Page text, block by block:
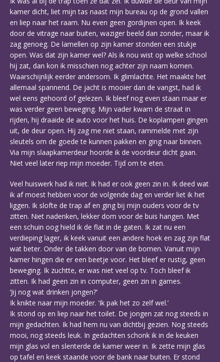
kamer dicht, liet mijn tas naast mijn bureau op de grond vallen
en liep naar het raam. Nu even geen gordijnen open. Ik keek
door de vitrage naar buiten, waziger beeld dan zonder, maar ik
zag genoeg. De lamellen op zijn kamer stonden een stukje
open. Was dat zijn kamer wel? Als ik nou wist op welke school
hij zat, dan kon ik misschien nog achter zijn naam komen.
Waarschijnlijk eerder andersom. Ik glimlachte. Het maakte het
allemaal spannend. De jacht is mooier dan de vangst, had ik
wel eens gehoord of gelezen. Ik bleef nog even staan maar er
was verder geen beweging. Mijn vader kwam de straat in
rijden, hij draaide de auto voor het huis. De koplampen gingen
uit, de deur open. Hij zag me niet staan, rammelde met zijn
sleutels om de goede te kunnen pakken en ging naar binnen.
Via mijn slaapkamerdeur hoorde ik de voordeur dicht gaan.
Niet veel later riep mijn moeder. Tijd om te eten.
Veel huiswerk had ik niet. Ik had er ook geen zin in. Ik deed wat
ik af moest hebben voor de volgende dag en verder liet ik het
liggen. Ik slofte de trap af en ging bij mijn ouders voor de tv
zitten. Niet nadenken, lekker dom voor de buis hangen. Met
een schuin oog hield ik de flat in de gaten. Ik zat nu een
verdieping lager, ik keek vanuit een andere hoek en zag zijn flat
wat beter. Onder de takken door van de bomen. Vanuit mijn
kamer hingen die er een beetje voor. Het bleef er rustig, geen
beweging. Ik zuchtte, er was niet veel op tv. Toch bleef ik
zitten. Ik had geen zin in computer, geen zin in games.
‘Jij nog wat drinken jongen?’
Ik knikte naar mijn moeder. ‘Ik pak het zo zelf wel.’
Ik stond op en liep naar het toilet. De jongen zat nog steeds in
mijn gedachten. Ik had hem nu van dichtbij gezien. Nog steeds
mooi, nog steeds leuk. In gedachten schonk ik in de keuken
mijn glas vol en slenterde de kamer weer in. Ik zette mijn glas
op tafel en keek staande voor de bank naar buiten. Er stond